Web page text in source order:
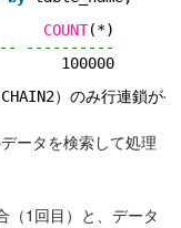
COUNT(*)
----------
100000
）のみ行連鎖が
ータを検索して処理
（1回目）と、データ